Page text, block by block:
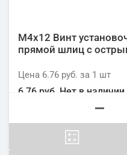
М4х12 Винт
прямой шлиц с
Цена 6.76 руб. за 1 шт
6.76 руб. Нет в наличии